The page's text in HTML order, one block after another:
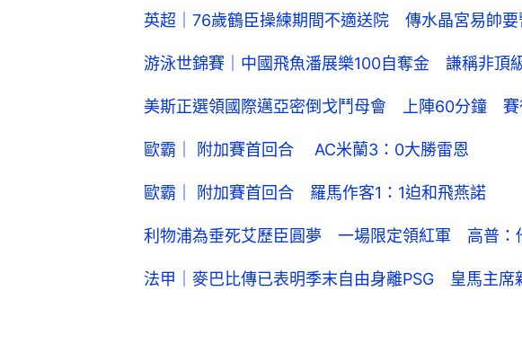
英超｜76歲鶴臣操練期間不適送院 傳水晶宮易帥要
游泳世錦賽｜中國飛魚潘展樂100自奪金 謙稱非頂
美斯正選領國際邁亞密倒戈鬥母會 上陣60分鐘 賽
歐霸｜ 附加賽首回合 AC米蘭3：0大勝雷恩
歐霸｜ 附加賽首回合 羅馬作客1：1迫和飛燕諾
利物浦為垂死艾歷臣圓夢 一場限定領紅軍 高普：
法甲｜麥巴比傳已表明季末自由身離PSG 皇馬主席